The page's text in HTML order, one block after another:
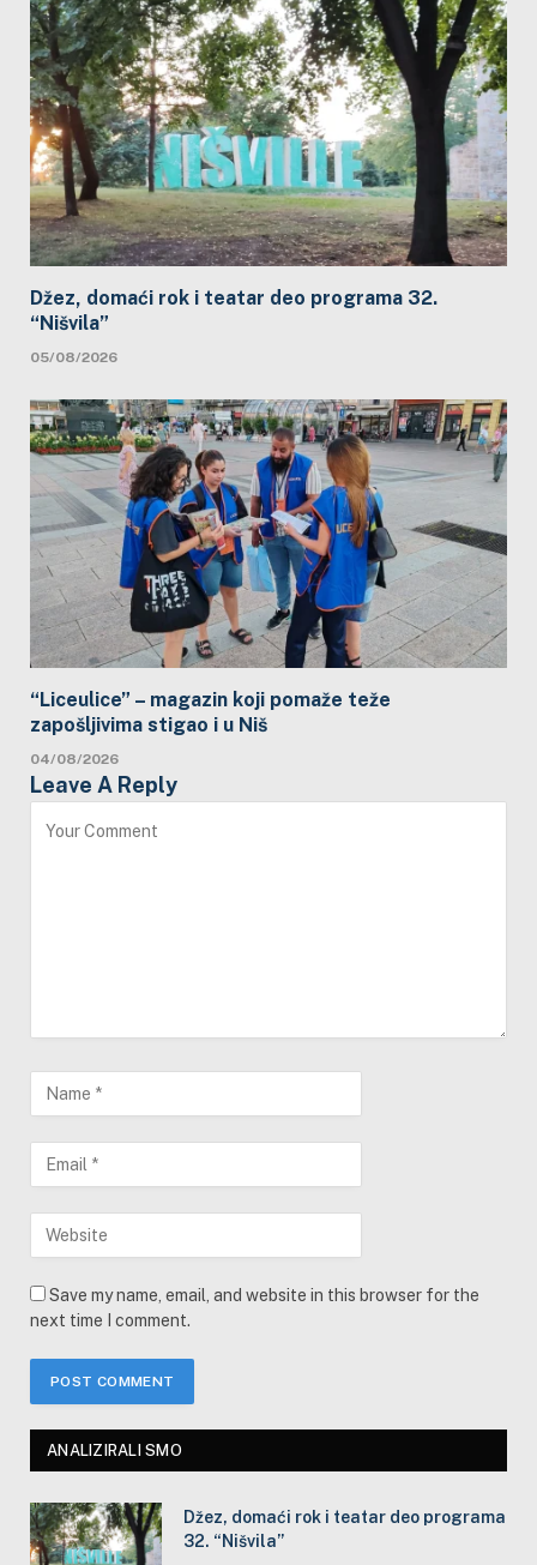
Džez, domaći rok i teatar deo programa 32.
“Nišvila”
05/08/2026
“Liceulice” – magazin koji pomaže teže
zapošljivima stigao i u Niš
04/08/2026
Leave A Reply
Save my name, email, and website in this browser for the
next time I comment.
ANALIZIRALI SMO
Džez, domaći rok i teatar deo programa
32. “Nišvila”